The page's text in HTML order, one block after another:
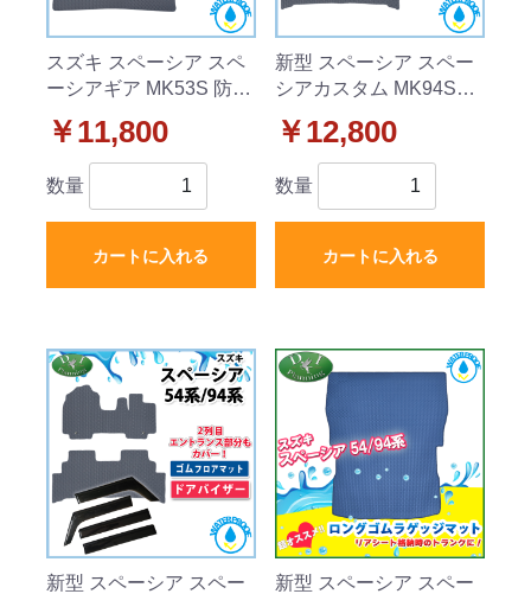
スズキ スペーシア スペ
ーシアギア MK53S 防水
マット ラバータイプ 社
外新品
￥11,800
数量
カートに入れる
新型 スペーシア スペー
シアカスタム MK94S
MM94S MM54S 防水 ゴ
ムフロアマット ラバー
タイプ 社外新品
￥12,800
数量
カートに入れる
新型 スペーシア スペー
新型 スペーシア スペー